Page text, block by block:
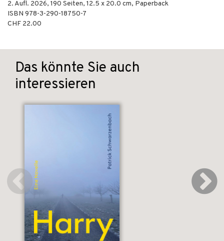
2. Aufl. 2026, 190 Seiten, 12.5 x 20.0 cm, Paperback
ISBN 978-3-290-18750-7
CHF 22.00
Das könnte Sie auch
interessieren